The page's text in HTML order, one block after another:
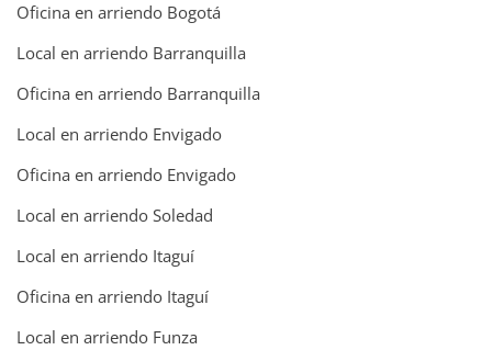
Oficina en arriendo Bogotá
Local en arriendo Barranquilla
Oficina en arriendo Barranquilla
Local en arriendo Envigado
Oficina en arriendo Envigado
Local en arriendo Soledad
Local en arriendo Itaguí
Oficina en arriendo Itaguí
Local en arriendo Funza